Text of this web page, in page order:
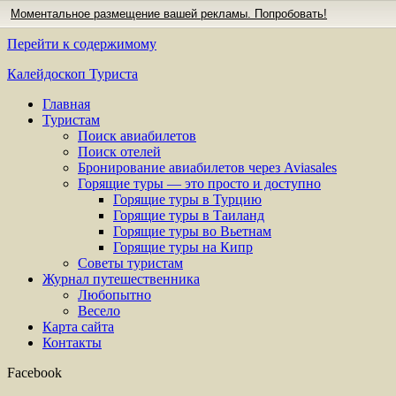
Моментальное размещение вашей рекламы. Попробовать!
Перейти к содержимому
Калейдоскоп Туриста
Главная
Туристам
Поиск авиабилетов
Поиск отелей
Бронирование авиабилетов через Aviasales
Горящие туры — это просто и доступно
Горящие туры в Турцию
Горящие туры в Таиланд
Горящие туры во Вьетнам
Горящие туры на Кипр
Советы туристам
Журнал путешественника
Любопытно
Весело
Карта сайта
Контакты
Facebook